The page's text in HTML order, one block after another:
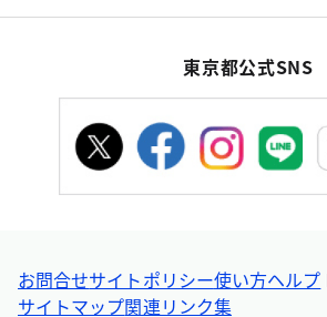
東京都公式SNS
お問合せサイトポリシー使い方ヘルプ
サイトマップ関連リンク集